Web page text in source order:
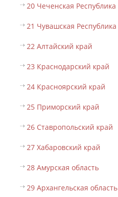
20 Чеченская Республика
21 Чувашская Республика
22 Алтайский край
23 Краснодарский край
24 Красноярский край
25 Приморский край
26 Ставропольский край
27 Хабаровский край
28 Амурская область
29 Архангельская область